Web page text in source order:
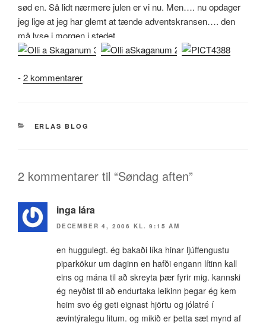
sød en. Så lidt nærmere julen er vi nu. Men…. nu opdager
jeg lige at jeg har glemt at tænde adventskransen…. den
må lyse i morgen i stedet.
-2 kommentarertil
KATEGORIER
ERLAS BLOG
2 kommentarer til “Søndag aften”
inga lára
DECEMBER 4, 2006 KL. 9:15 AM
en huggulegt. ég bakaði líka hinar ljúffengustu
piparkökur um daginn en hafði engann lítinn kall
eins og mána til að skreyta þær fyrir mig. kannski
ég neyðist til að endurtaka leikinn þegar ég kem
heim svo ég geti eignast hjörtu og jólatré í
ævintýralegu litum. og mikið er þetta sæt mynd af